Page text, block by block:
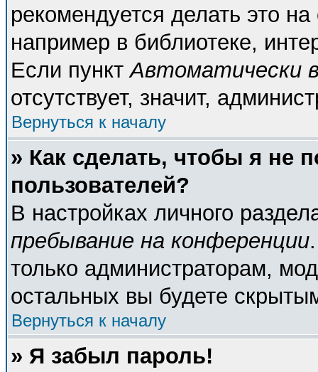
рекомендуется делать это
например в библиотеке,
Если пунктАвтоматически
отсутствует, значит,
Вернуться к началу
» Как сделать, чтобы я не
пользователей?
В настройках личного
пребывание на конференции
только администраторам,
остальных вы будете
Вернуться к началу
» Я забыл пароль!